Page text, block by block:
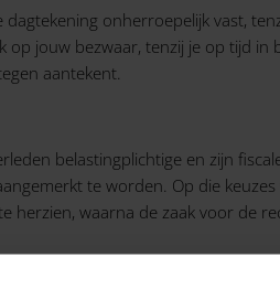
onherroepelijk vast,
jouw bezwaar, tenzij je op tijd
aantekent.
belastingplichtige en zijn
te worden. Op die
waarna de zaak voor de